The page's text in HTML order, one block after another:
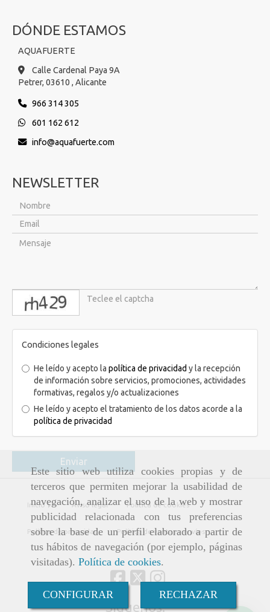
Este sitio web utiliza cookies propias y de
terceros que permiten mejorar la usabilidad de
navegación, analizar el uso de la web y mostrar
publicidad relacionada con tus preferencias
sobre la base de un perfil elaborado a partir de
tus hábitos de navegación (por ejemplo, páginas
visitadas). Política de cookies.
CONFIGURAR RECHAZAR
DÓNDE ESTAMOS
AQUAFUERTE
Calle Cardenal Paya 9A
Petrer, 03610 , Alicante
966 314 305
601 162 612
info
aquafuerte.com
NEWSLETTER
captcha
Condiciones legales
He leído y acepto la política de privacidad y la recepción
de información sobre servicios, promociones, actividades
formativas, regalos y/o actualizaciones
He leído y acepto el tratamiento de los datos acorde a la
política de privacidad
Enviar
Inicio Aviso legal Política de cookies
Política de privacidad Política de ventas y envíos
Síguenos: